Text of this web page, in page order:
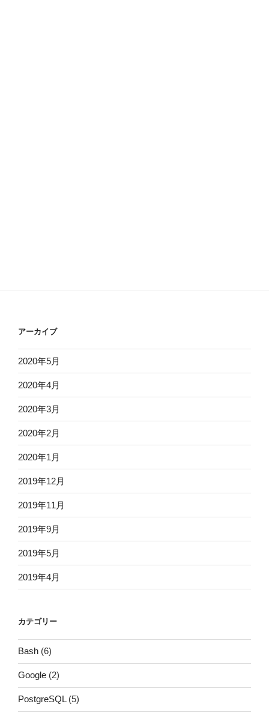
アーカイブ
2020年5月
2020年4月
2020年3月
2020年2月
2020年1月
2019年12月
2019年11月
2019年9月
2019年5月
2019年4月
カテゴリー
Bash (6)
Google (2)
PostgreSQL(5)